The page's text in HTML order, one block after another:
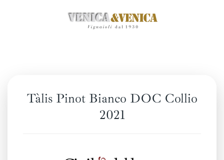
Tàlis Pinot Bianco DOC Collio
2021